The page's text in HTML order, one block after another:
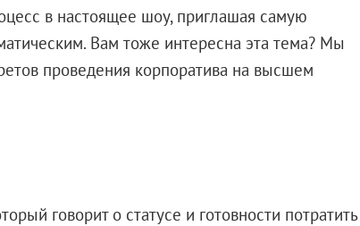
в настоящее шоу, приглашая самую
Вам тоже интересна эта тема? Мы
проведения корпоратива на высшем
говорит о статусе и готовности потратить